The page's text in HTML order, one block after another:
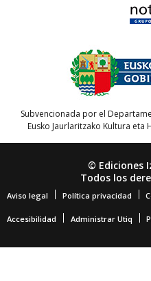
Subvencionada por el
Eusko Jaurlaritzako Kultura eta
© Ediciones
Todos los
Aviso legal Política privacidad
Accesibilidad Administrar Utiq